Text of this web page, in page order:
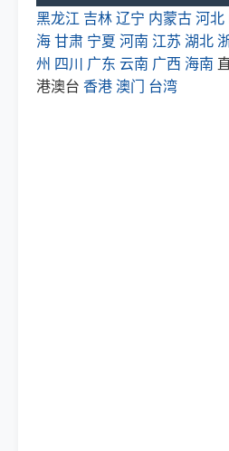
黑龙江 吉林辽宁 内蒙古河北
海甘肃 宁夏 河南 江苏 湖北
州 四川 广东 云南 广西 海南
港澳台 香港澳门 台湾